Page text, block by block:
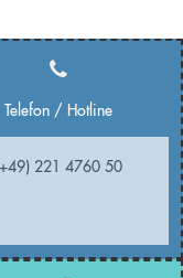
Telefon / Hotline
221 4760 50